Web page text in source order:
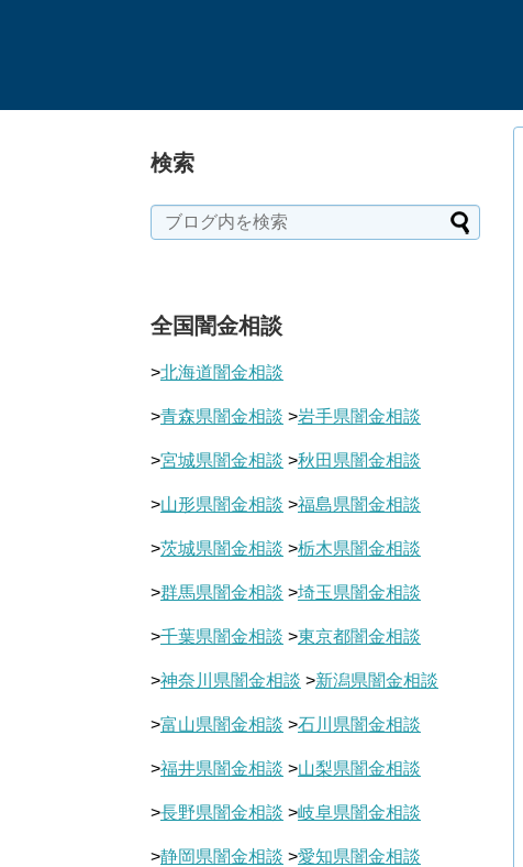
検索
全国闇金相談
>北海道闇金相談
>青森県闇金相談 >岩手県闇金相談
>宮城県闇金相談 >秋田県闇金相談
>山形県闇金相談 >福島県闇金相談
>茨城県闇金相談 >栃木県闇金相談
>群馬県闇金相談 >埼玉県闇金相談
>千葉県闇金相談 >東京都闇金相談
>神奈川県闇金相談 >新潟県闇金相談
>富山県闇金相談 >石川県闇金相談
>福井県闇金相談 >山梨県闇金相談
>長野県闇金相談 >岐阜県闇金相談
>静岡県闇金相談 >愛知県闇金相談